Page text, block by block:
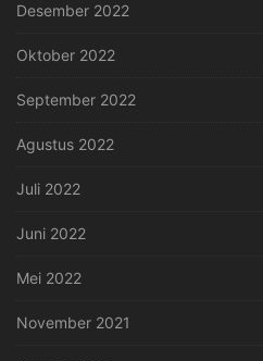
Desember 2022
Oktober 2022
September 2022
Agustus 2022
Juli 2022
Juni 2022
Mei 2022
November 2021